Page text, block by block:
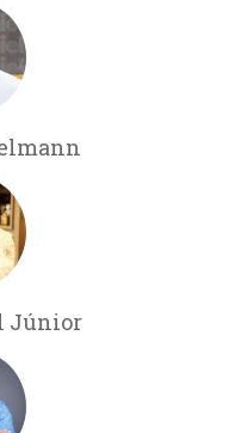
Júnior